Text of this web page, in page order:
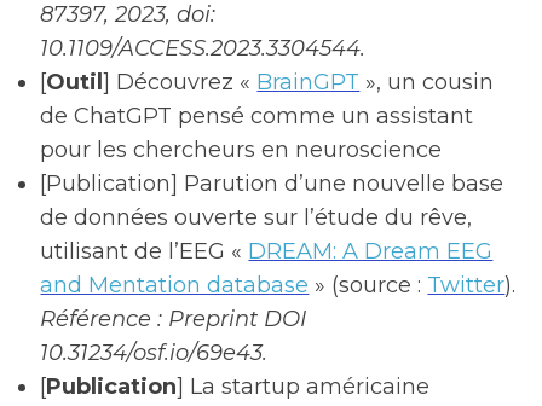
87397, 2023, doi:
10.1109/ACCESS.2023.3304544.
[Outil] Découvrez « BrainGPT », un cousin
de ChatGPT pensé comme un assistant
pour les chercheurs en neuroscience
[Publication] Parution d’une nouvelle base
de données ouverte sur l’étude du rêve,
utilisant de l’EEG « DREAM: A Dream EEG
and Mentation database » (source : Twitter).
Référence : Preprint DOI
10.31234/osf.io/69e43.
[Publication] La startup américaine